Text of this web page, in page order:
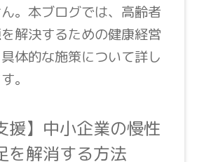
。本ブログでは、高齢者
解決するための健康経営
体的な施策について詳し
。
援】中小企業の慢性
を解消する方法